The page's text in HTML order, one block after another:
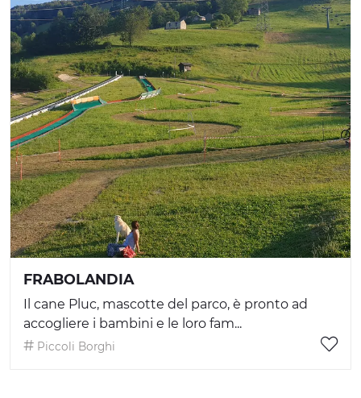
FRABOLANDIA
Il cane Pluc, mascotte del parco, è pronto ad
accogliere i bambini e le loro fam...
Piccoli Borghi